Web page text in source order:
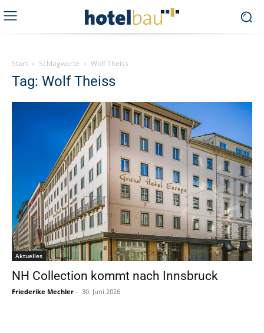
Start Schlagworte Wolf Theiss
Tag: Wolf Theiss
Aktuelles
NH Collection kommt nach Innsbruck
Friederike Mechler - 30. Juni 2026